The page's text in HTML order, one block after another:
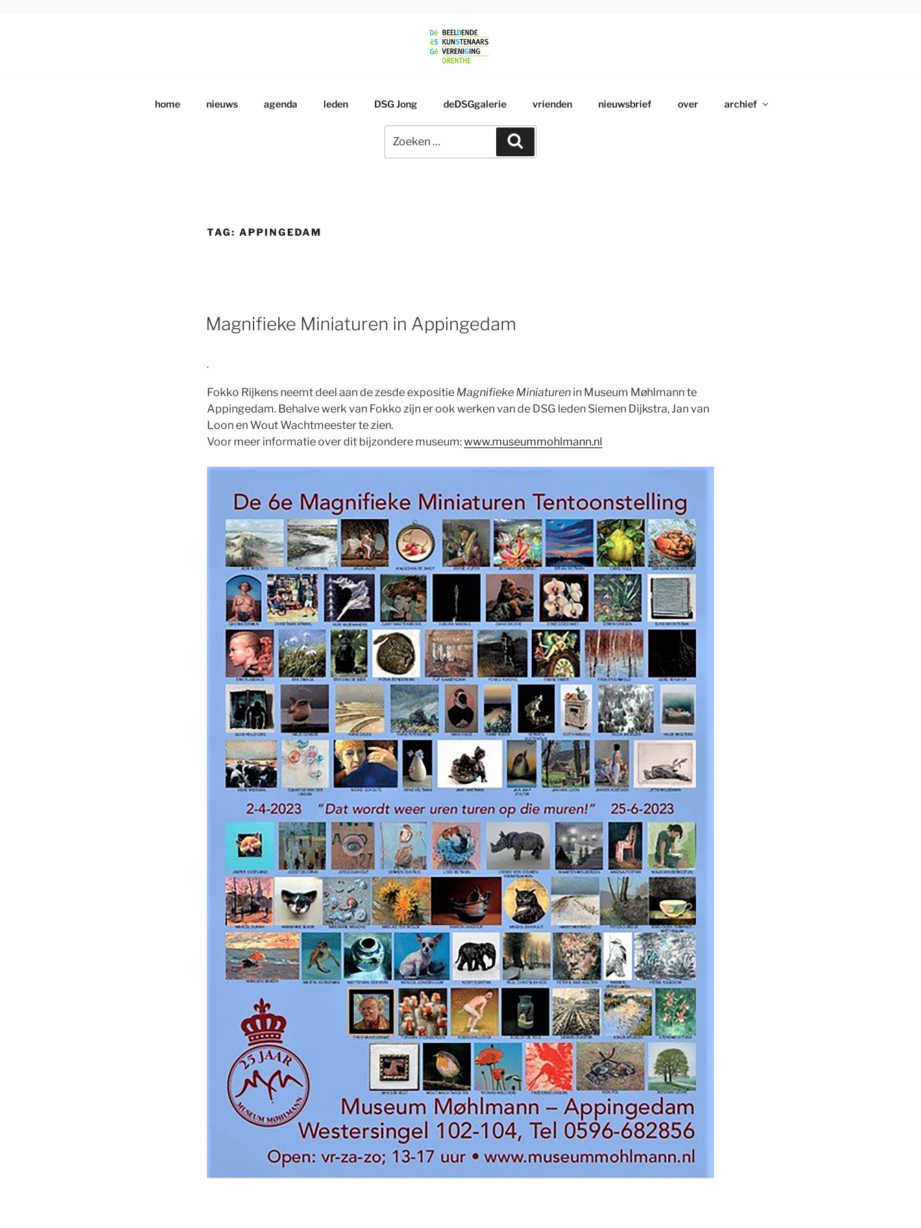
DRENTS SCHILDERSGENOOTSCHAP
home nieuws agenda leden DSG Jong deDSGgalerie vrienden nieuwsbrief over archief
TAG: APPINGEDAM
Magnifieke Miniaturen in Appingedam
Fokko Rijkens neemt deel aan de zesde expositie Magnifieke Miniaturenin Museum Møhlmann te
Appingedam. Behalve werk van Fokko zijn er ook werken van de DSG leden Siemen Dijkstra, Jan van
Loon en Wout Wachtmeester te zien.
Voor meer informatie over dit bijzondere museum:www.museummohlmann.nl